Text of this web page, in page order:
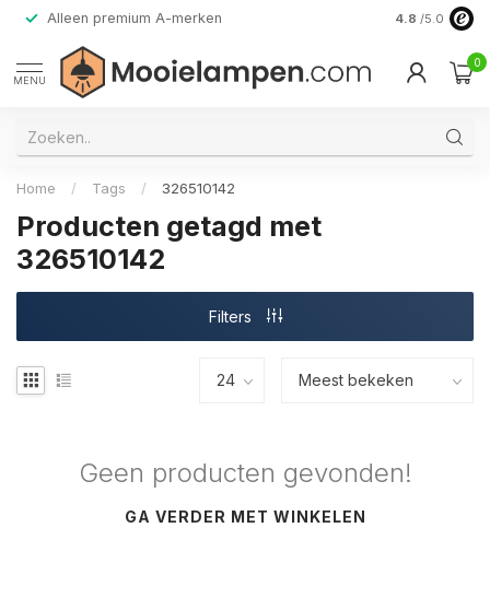
Alleen premium A-merken 4.8 /5.0
MENU
0
Home / Tags / 326510142
Producten getagd met
326510142
Filters
Geen producten gevonden!
GA VERDER MET WINKELEN